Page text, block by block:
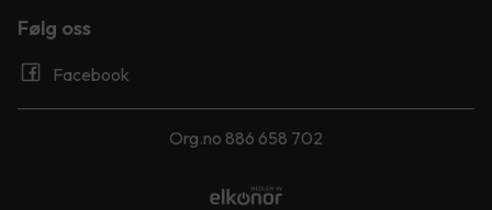
Følg oss
Facebook
Org.no 886 658 702